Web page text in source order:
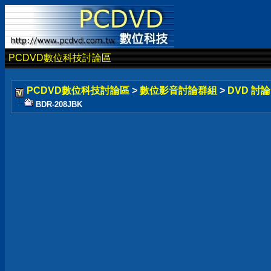
PCDVD數位科技討論區
PCDVD數位科技討論區 > 數位影音討論群組 > DVD 討
BDR-208JBK